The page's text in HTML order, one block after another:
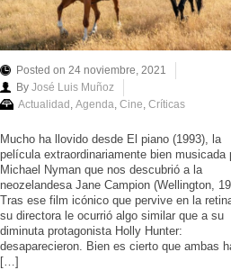
Posted on 24 noviembre, 2021
By José Luis Muñoz
Actualidad, Agenda, Cine, Críticas
Mucho ha llovido desde El piano (1993), la
película extraordinariamente bien musicada
Michael Nyman que nos descubrió a la
neozelandesa Jane Campion (Wellington,
Tras ese film icónico que pervive en la
su directora le ocurrió algo similar que a su
diminuta protagonista Holly Hunter:
desaparecieron. Bien es cierto que ambas
[…]